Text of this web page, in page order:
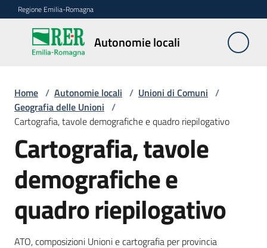
Vai al contenuto
Vai alla navigazione
Vai al footer
Regione Emilia-Romagna
Autonomie locali
Autonomie
locali
Riordino
territoriale
Unioni
di
Comuni
Menu selezionato
Fusioni
Comuni
Home / Autonomie locali / Unioni di Comuni /
Geografia delle Unioni /
Cartografia, tavole demografiche e quadro riepilogativo
Cartografia, tavole
demografiche e
quadro riepilogativo
ATO, composizioni Unioni e cartografia per provincia